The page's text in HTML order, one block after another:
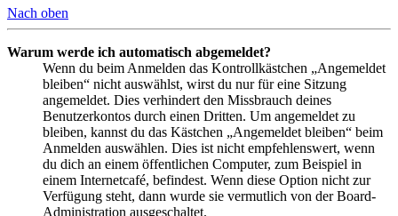
Nach oben
Warum werde ich automatisch abgemeldet?
Wenn du beim Anmelden das Kontrollkästchen „Angemeldet
bleiben“ nicht auswählst, wirst du nur für eine Sitzung
angemeldet. Dies verhindert den Missbrauch deines
Benutzerkontos durch einen Dritten. Um angemeldet zu
bleiben, kannst du das Kästchen „Angemeldet bleiben“ beim
Anmelden auswählen. Dies ist nicht empfehlenswert, wenn
du dich an einem öffentlichen Computer, zum Beispiel in
einem Internetcafé, befindest. Wenn diese Option nicht zur
Verfügung steht, dann wurde sie vermutlich von der Board-
Administration ausgeschaltet.